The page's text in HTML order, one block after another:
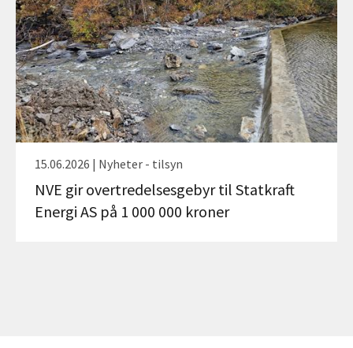
15.06.2026 | Nyheter - tilsyn
NVE gir overtredelsesgebyr til Statkraft
Energi AS på 1 000 000 kroner